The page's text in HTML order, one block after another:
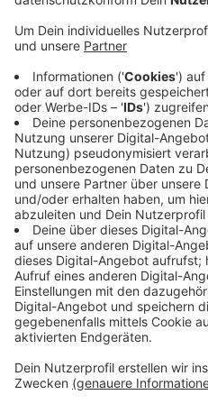
nachhaltiges
Kreuztal bei den Bewohnern
einen Gemeinschaftsgarten
engagierten Bürger und das
konnten dort zwei
bepflanzt werden. Gestern
einem Picknick das erste
dem Picknick sollte das
von den Menschen aus der
bekommen. Das sagte
Stadtteilbüro im Radio
Anzeige